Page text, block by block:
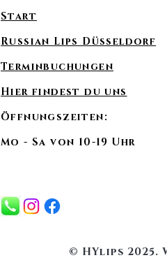
Start
Russian Lips Düsseldorf
Terminbuchungen
Hier findest du uns
Öffnungszeiten:
Mo - Sa von 10-19 Uhr
© HYlips